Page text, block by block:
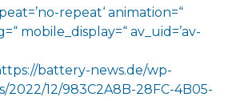
repeat‘ animation=“
mobile_display=“ av_uid=’av-
battery-news.de/wp-
12/983C2A8B-28FC-4B05-